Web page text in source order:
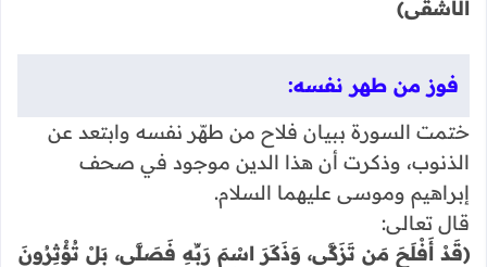
الْأَشْقَى﴾
فوز من طهر نفسه:
ختمت السورة ببيان فلاح من طهّر نفسه وابتعد عن
الذنوب، وذكرت أن هذا الدين موجود في صحف
إبراهيم وموسى عليهما السلام.
قال تعالى:
﴿قَدْ أَفْلَحَ مَن تَزَكَّى، وَذَكَرَ اسْمَ رَبِّهِ فَصَلَّى، بَلْ تُؤْثِرُونَ